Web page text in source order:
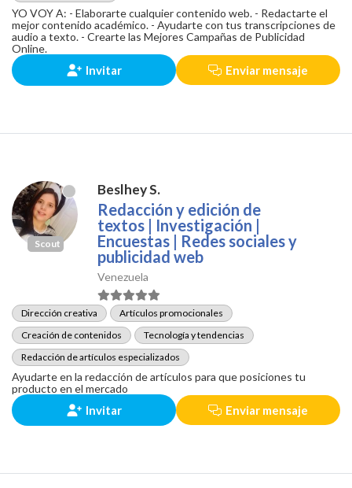
YO VOY A: - Elaborarte cualquier contenido web. - Redactarte el
mejor contenido académico. - Ayudarte con tus transcripciones de
audio a texto. - Crearte las Mejores Campañas de Publicidad
Online.
Invitar Enviar mensaje
Scout
Beslhey S.
Redacción y edición de
textos | Investigación |
Encuestas | Redes sociales y
publicidad web
Venezuela
Dirección creativa
Artículos promocionales
Creación de contenidos
Tecnología y tendencias
Redacción de artículos especializados
Ayudarte en la redacción de artículos para que posiciones tu
producto en el mercado
Invitar Enviar mensaje